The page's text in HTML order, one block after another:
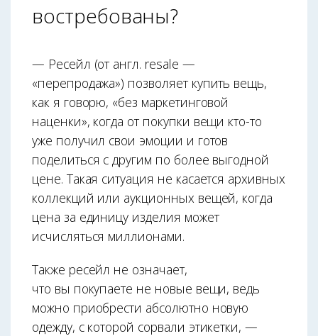
востребованы?
— Ресейл (от англ. resale —
«перепродажа») позволяет купить вещь,
как я говорю, «без маркетинговой
наценки», когда от покупки вещи кто-то
уже получил свои эмоции и готов
поделиться с другим по более выгодной
цене. Такая ситуация не касается архивных
коллекций или аукционных вещей, когда
цена за единицу изделия может
исчисляться миллионами.
Также ресейл не означает,
что вы покупаете не новые вещи, ведь
можно приобрести абсолютно новую
одежду, с которой сорвали этикетки, —